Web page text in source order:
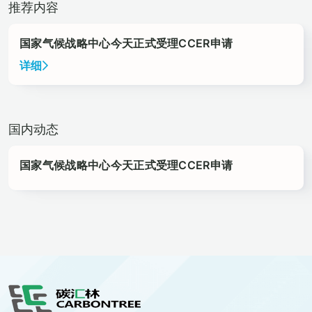
推荐内容
国家气候战略中心今天正式受理CCER申请
详细
国内动态
国家气候战略中心今天正式受理CCER申请